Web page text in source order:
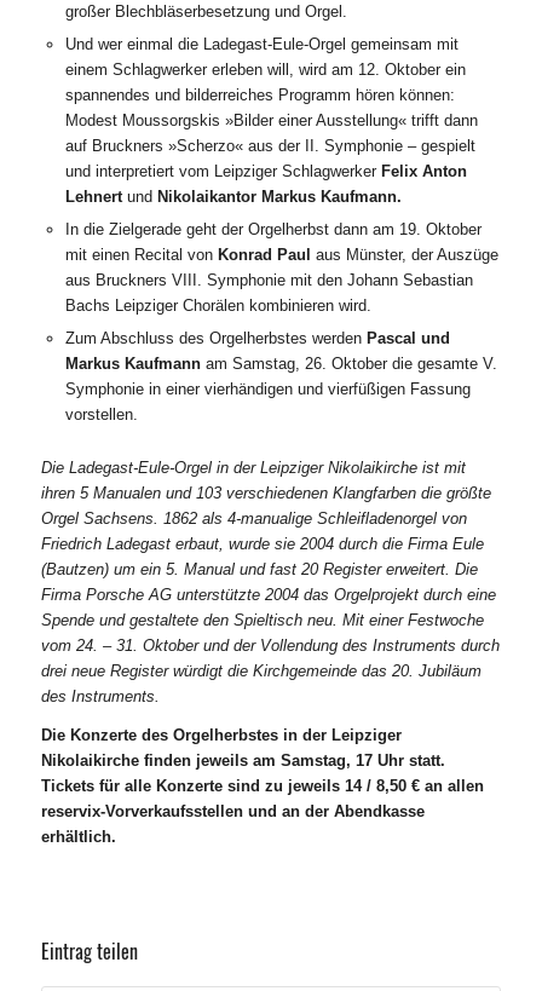
großer Blechbläserbesetzung und Orgel.
Und wer einmal die Ladegast-Eule-Orgel gemeinsam mit
einem Schlagwerker erleben will, wird am 12. Oktober ein
spannendes und bilderreiches Programm hören können:
Modest Moussorgskis »Bilder einer Ausstellung« trifft dann
auf Bruckners »Scherzo« aus der II. Symphonie – gespielt
und interpretiert vom Leipziger Schlagwerker Felix Anton
Lehnertund Nikolaikantor Markus Kaufmann.
In die Zielgerade geht der Orgelherbst dann am 19. Oktober
mit einen Recital von Konrad Paul aus Münster, der Auszüge
aus Bruckners VIII. Symphonie mit den Johann Sebastian
Bachs Leipziger Chorälen kombinieren wird.
Zum Abschluss des Orgelherbstes werden Pascal und
Markus Kaufmannam Samstag, 26. Oktober die gesamte V.
Symphonie in einer vierhändigen und vierfüßigen Fassung
vorstellen.
Die Ladegast-Eule-Orgel in der Leipziger Nikolaikirche ist mit
ihren 5 Manualen und 103 verschiedenen Klangfarben die größte
Orgel Sachsens. 1862 als 4-manualige Schleifladenorgel von
Friedrich Ladegast erbaut, wurde sie 2004 durch die Firma Eule
(Bautzen) um ein 5. Manual und fast 20 Register erweitert. Die
Firma Porsche AG unterstützte 2004 das Orgelprojekt durch eine
Spende und gestaltete den Spieltisch neu. Mit einer Festwoche
vom 24. – 31. Oktober und der Vollendung des Instruments durch
drei neue Register würdigt die Kirchgemeinde das 20. Jubiläum
des Instruments.
Die Konzerte des Orgelherbstes in der Leipziger
Nikolaikirche finden jeweils am Samstag, 17 Uhr statt.
Tickets für alle Konzerte sind zu jeweils 14 / 8,50 € an allen
reservix-Vorverkaufsstellen und an der Abendkasse
erhältlich.
Eintrag teilen